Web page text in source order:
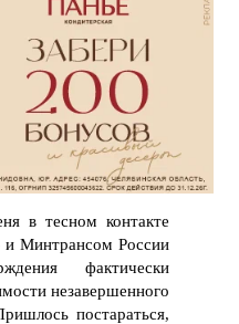
в тесном контакте
и Минтрансом России
фактически
незавершенного
постараться,